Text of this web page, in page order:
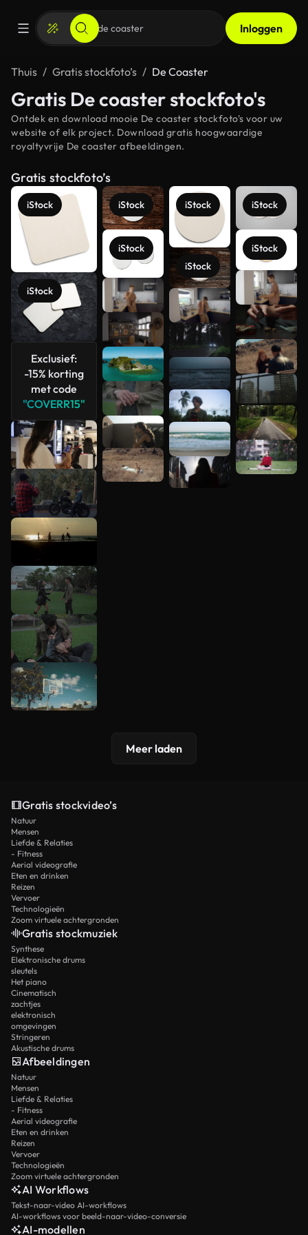
Inloggen
Thuis Gratis stockfoto’s De Coaster
Gratis De coaster stockfoto's
Ontdek en download mooie De coaster stockfoto's voor uw
website of elk project. Download gratis hoogwaardige
royaltyvrije De coaster afbeeldingen.
Gratis stockfoto’s
iStock
iStock
Exclusief:
-15% korting
met code
"COVERR15"
iStock
iStock
iStock
iStock
iStock
iStock
Meer
bekijken
Meer laden
Gratis stockvideo’s
Natuur
Mensen
Liefde & Relaties
- Fitness
Aerial videografie
Eten en drinken
Reizen
Vervoer
Technologieën
Zoom virtuele achtergronden
Gratis stockmuziek
Synthese
Elektronische drums
sleutels
Het piano
Cinematisch
zachtjes
elektronisch
omgevingen
Stringeren
Akustische drums
Afbeeldingen
Natuur
Mensen
Liefde & Relaties
- Fitness
Aerial videografie
Eten en drinken
Reizen
Vervoer
Technologieën
Zoom virtuele achtergronden
AI Workflows
Tekst-naar-video AI-workflows
AI-workflows voor beeld-naar-video-conversie
AI-modellen